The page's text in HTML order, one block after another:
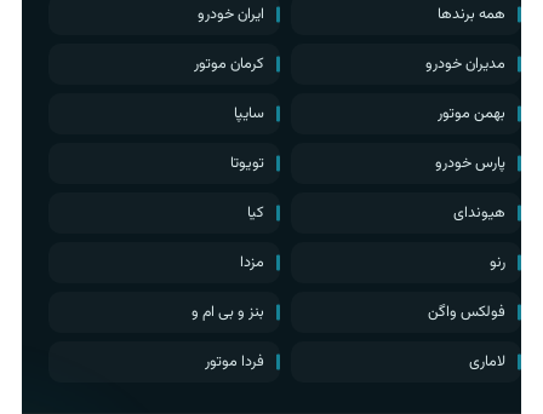
همه برندها ایران خودرو
مدیران خودرو کرمان موتور
بهمن موتور سایپا
پارس خودرو تویوتا
هیوندای کیا
رنو مزدا
فولکس واگن بنز و بی ام و
لاماری فردا موتور